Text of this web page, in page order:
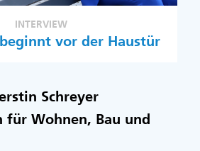
INTERVIEW
vor der Haustür
Schreyer
für Wohnen, Bau und